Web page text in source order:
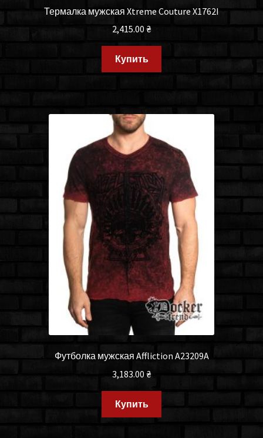
Термалка мужская Xtreme Couture X1762I
2,415.00 ₴
Купить
Футболка мужская Affliction A23209A
3,183.00 ₴
Купить